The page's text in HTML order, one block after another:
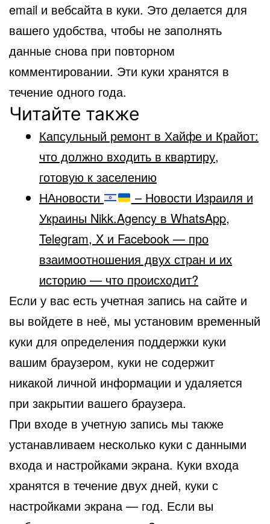
email и вебсайта в куки. Это делается для
вашего удобства, чтобы не заполнять
данные снова при повторном
комментировании. Эти куки хранятся в
течение одного года.
Читайте также
Капсульный ремонт в Хайфе и Крайот:
что должно входить в квартиру,
готовую к заселению
НАновости
– Новости Израиля и
Украины Nikk.Agency в WhatsApp,
Telegram, X и Facebook — про
взаимоотношения двух стран и их
историю — что происходит?
Если у вас есть учетная запись на сайте и
вы войдете в неё, мы установим временный
куки для определения поддержки куки
вашим браузером, куки не содержит
никакой личной информации и удаляется
при закрытии вашего браузера.
При входе в учетную запись мы также
устанавливаем несколько куки с данными
входа и настройками экрана. Куки входа
хранятся в течение двух дней, куки с
настройками экрана — год. Если вы